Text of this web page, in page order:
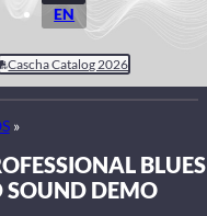
EN
Cascha Catalog 2026
»
BLUES
DEMO